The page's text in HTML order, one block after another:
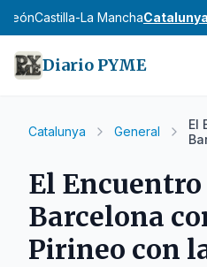
LeónCastilla-La ManchaCatalunya
Diario PYME
Catalunya General
El
El
Barcelona
Pirineo con